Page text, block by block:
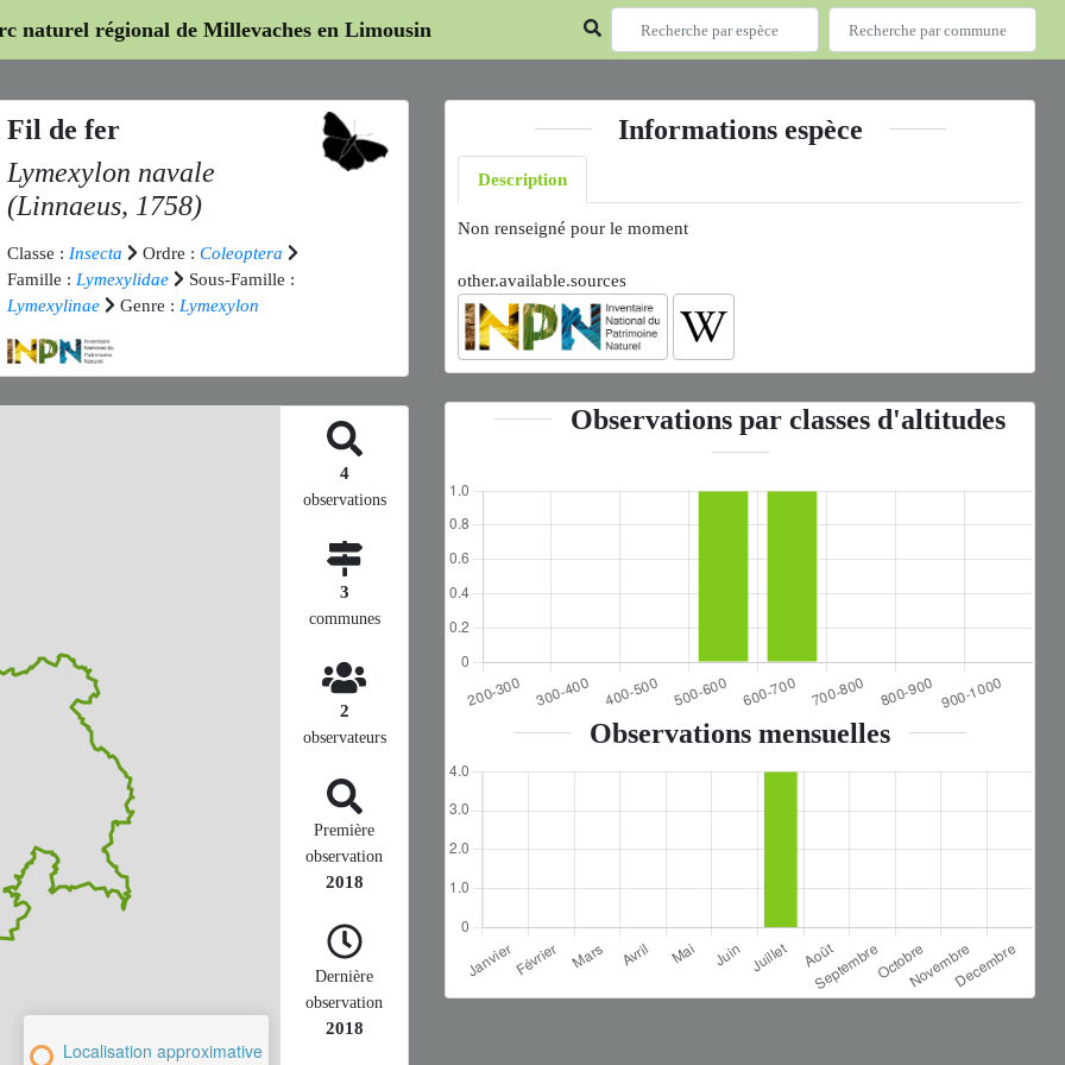
naturel régional de Millevaches en Limousin
Fil de fer
Lymexylon navale
(Linnaeus, 1758)
Classe : Insecta Ordre :Coleoptera
Famille : Lymexylidae
Sous-Famille :
Lymexylinae
Genre : Lymexylon
Localisation approximative
4
observations
3
communes
2
observateurs
Première
observation
2018
Dernière
observation
2018
Informations espèce
Description
Non renseigné pour le moment
other.available.sources
Observations par classes d'altitudes
Observations mensuelles